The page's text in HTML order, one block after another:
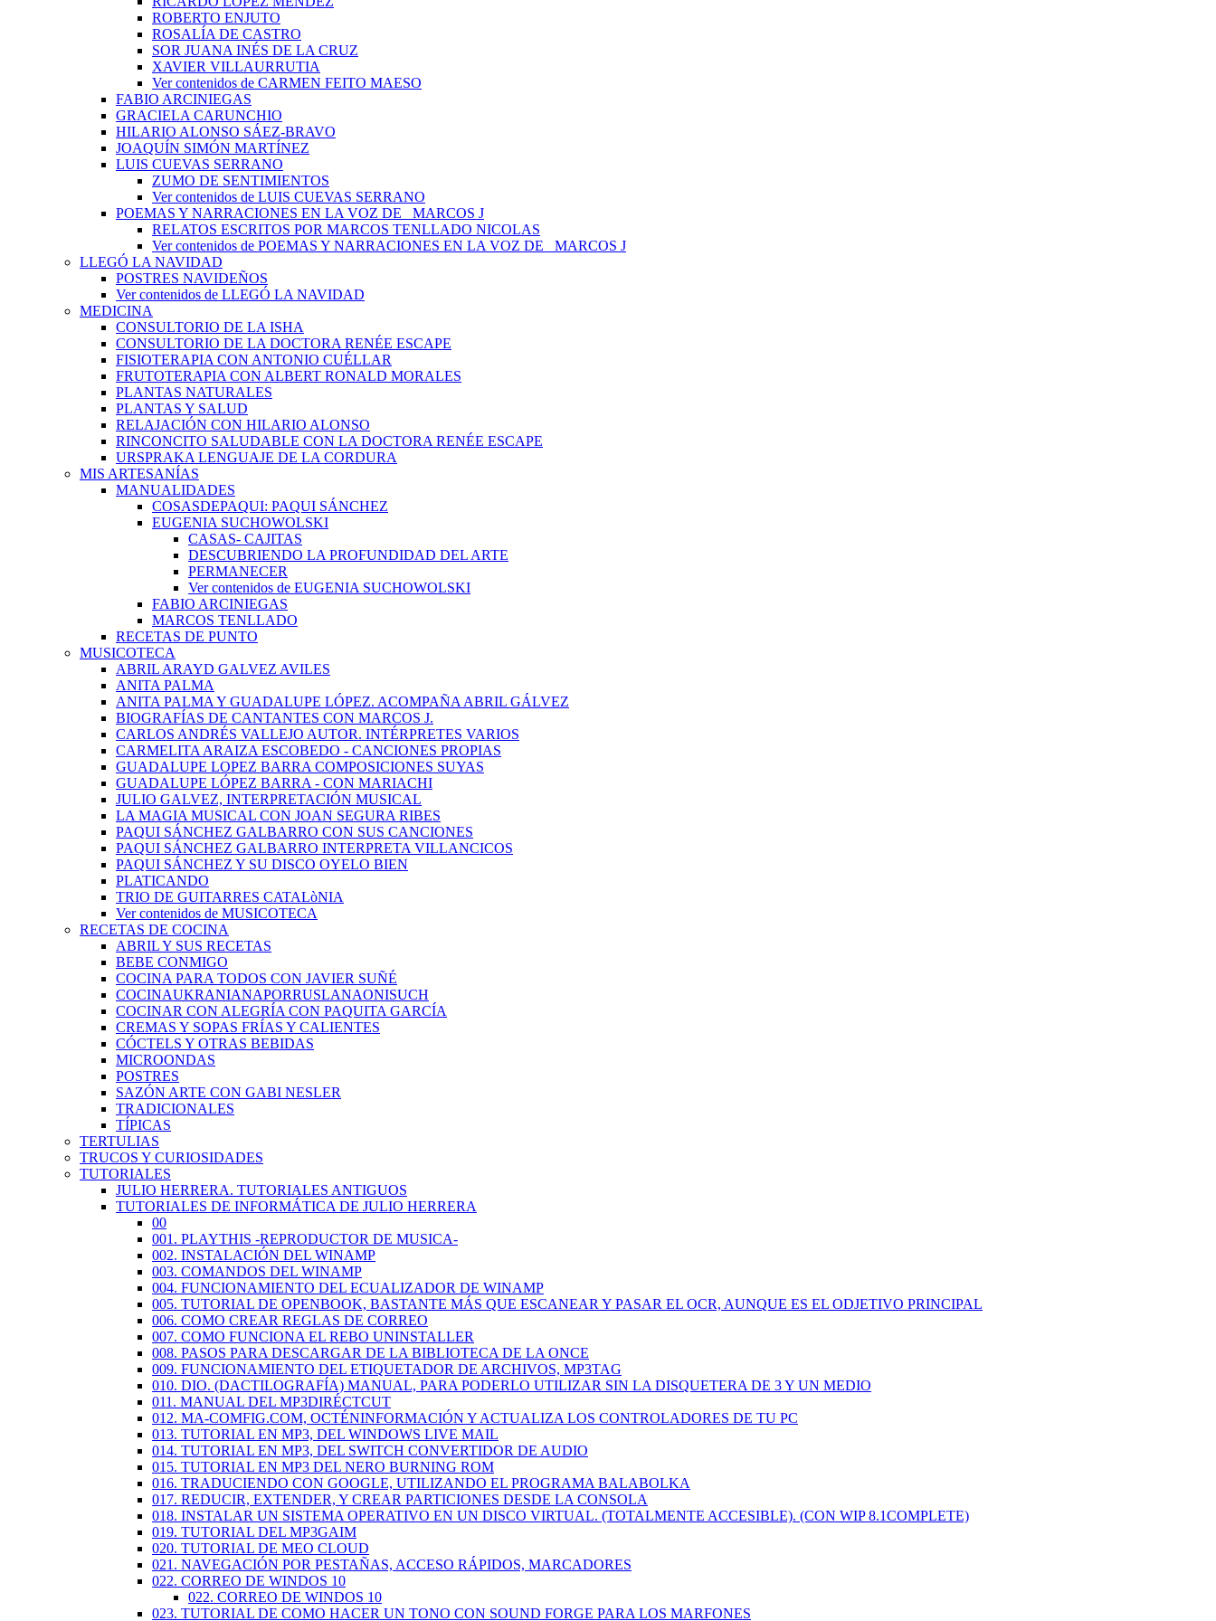
ROBERTO ENJUTO
ROSALÍA DE CASTRO
SOR JUANA INÉS DE LA CRUZ
XAVIER VILLAURRUTIA
Ver contenidos de CARMEN FEITO MAESO
FABIO ARCINIEGAS
GRACIELA CARUNCHIO
HILARIO ALONSO SÁEZ-BRAVO
JOAQUÍN SIMÓN MARTÍNEZ
LUIS CUEVAS SERRANO
ZUMO DE SENTIMIENTOS
Ver contenidos de LUIS CUEVAS SERRANO
POEMAS Y NARRACIONES EN LA VOZ DE _MARCOS J
RELATOS ESCRITOS POR MARCOS TENLLADO NICOLAS
Ver contenidos de POEMAS Y NARRACIONES EN LA VOZ DE _MARCOS J
LLEGÓ LA NAVIDAD
POSTRES NAVIDEÑOS
Ver contenidos de LLEGÓ LA NAVIDAD
MEDICINA
CONSULTORIO DE LA ISHA
CONSULTORIO DE LA DOCTORA RENÉE ESCAPE
FISIOTERAPIA CON ANTONIO CUÉLLAR
FRUTOTERAPIA CON ALBERT RONALD MORALES
PLANTAS NATURALES
PLANTAS Y SALUD
RELAJACIÓN CON HILARIO ALONSO
RINCONCITO SALUDABLE CON LA DOCTORA RENÉE ESCAPE
URSPRAKA LENGUAJE DE LA CORDURA
MIS ARTESANÍAS
MANUALIDADES
COSASDEPAQUI: PAQUI SÁNCHEZ
EUGENIA SUCHOWOLSKI
CASAS- CAJITAS
DESCUBRIENDO LA PROFUNDIDAD DEL ARTE
PERMANECER
Ver contenidos de EUGENIA SUCHOWOLSKI
FABIO ARCINIEGAS
MARCOS TENLLADO
RECETAS DE PUNTO
MUSICOTECA
ABRIL ARAYD GALVEZ AVILES
ANITA PALMA
ANITA PALMA Y GUADALUPE LÓPEZ. ACOMPAÑA ABRIL GÁLVEZ
BIOGRAFÍAS DE CANTANTES CON MARCOS J.
CARLOS ANDRÉS VALLEJO AUTOR. INTÉRPRETES VARIOS
CARMELITA ARAIZA ESCOBEDO - CANCIONES PROPIAS
GUADALUPE LOPEZ BARRA COMPOSICIONES SUYAS
GUADALUPE LÓPEZ BARRA - CON MARIACHI
JULIO GALVEZ, INTERPRETACIÓN MUSICAL
LA MAGIA MUSICAL CON JOAN SEGURA RIBES
PAQUI SÁNCHEZ GALBARRO CON SUS CANCIONES
PAQUI SÁNCHEZ GALBARRO INTERPRETA VILLANCICOS
PAQUI SÁNCHEZ Y SU DISCO OYELO BIEN
PLATICANDO
TRIO DE GUITARRES CATALòNIA
Ver contenidos de MUSICOTECA
RECETAS DE COCINA
ABRIL Y SUS RECETAS
BEBE CONMIGO
COCINA PARA TODOS CON JAVIER SUÑÉ
COCINAUKRANIANAPORRUSLANAONISUCH
COCINAR CON ALEGRÍA CON PAQUITA GARCÍA
CREMAS Y SOPAS FRÍAS Y CALIENTES
CÓCTELS Y OTRAS BEBIDAS
MICROONDAS
POSTRES
SAZÓN ARTE CON GABI NESLER
TRADICIONALES
TÍPICAS
TERTULIAS
TRUCOS Y CURIOSIDADES
TUTORIALES
JULIO HERRERA. TUTORIALES ANTIGUOS
TUTORIALES DE INFORMÁTICA DE JULIO HERRERA
00
001. PLAYTHIS -REPRODUCTOR DE MUSICA-
002. INSTALACIÓN DEL WINAMP
003. COMANDOS DEL WINAMP
004. FUNCIONAMIENTO DEL ECUALIZADOR DE WINAMP
005. TUTORIAL DE OPENBOOK, BASTANTE MÁS QUE ESCANEAR Y PASAR EL OCR, AUNQUE ES EL ODJETIVO PRINCIPAL
006. COMO CREAR REGLAS DE CORREO
007. COMO FUNCIONA EL REBO UNINSTALLER
008. PASOS PARA DESCARGAR DE LA BIBLIOTECA DE LA ONCE
009. FUNCIONAMIENTO DEL ETIQUETADOR DE ARCHIVOS, MP3TAG
010. DIO. (DACTILOGRAFÍA) MANUAL, PARA PODERLO UTILIZAR SIN LA DISQUETERA DE 3 Y UN MEDIO
011. MANUAL DEL MP3DIRÉCTCUT
012. MA-COMFIG.COM, OCTÉNINFORMACIÓN Y ACTUALIZA LOS CONTROLADORES DE TU PC
013. TUTORIAL EN MP3, DEL WINDOWS LIVE MAIL
014. TUTORIAL EN MP3, DEL SWITCH CONVERTIDOR DE AUDIO
015. TUTORIAL EN MP3 DEL NERO BURNING ROM
016. TRADUCIENDO CON GOOGLE, UTILIZANDO EL PROGRAMA BALABOLKA
017. REDUCIR, EXTENDER, Y CREAR PARTICIONES DESDE LA CONSOLA
018. INSTALAR UN SISTEMA OPERATIVO EN UN DISCO VIRTUAL. (TOTALMENTE ACCESIBLE). (CON WIP 8.1COMPLETE)
019. TUTORIAL DEL MP3GAIM
020. TUTORIAL DE MEO CLOUD
021. NAVEGACIÓN POR PESTAÑAS, ACCESO RÁPIDOS, MARCADORES
022. CORREO DE WINDOS 10
022. CORREO DE WINDOS 10
023. TUTORIAL DE COMO HACER UN TONO CON SOUND FORGE PARA LOS MARFONES